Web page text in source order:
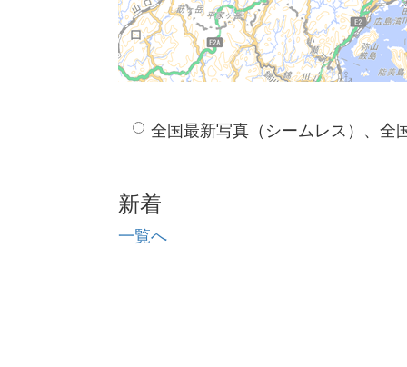
全国最新写真（シームレス）、全
新着
一覧へ